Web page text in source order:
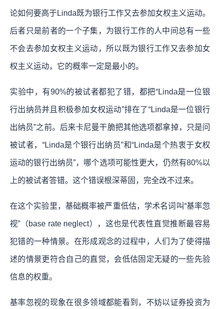
论如何要高于Linda既为银行工作又去参加女权主义运动。
后者只是前者的一个子集，为银行工作的人中间总有一些
不会去参加女权主义运动，所以既为银行工作又去参加女
权主义运动，它的概率一定是最小的。
实验中，有90%的被试者都犯了错，都把“Linda是一位银
行出纳员并且积极参加女权运动”排在了“Linda是一位银行
出纳员”之前。后来卡尼曼干脆把其他选项都拿掉，只是问
被试者，“Linda是个银行出纳员”和“Linda是个热衷于女权
运动的银行出纳员”，哪个选项可能性更大，仍然有80%以
上的被试者答错。这个错误根深蒂固，完全改不过来。
在这个实验里，基础概率被严重低估，学术名词叫“基率忽
视”（base rate neglect），这也是代表性直觉推断最容易
犯错的一种情景。在形成观念的过程中，人们为了使得描
述的情景更符合自己的直觉，会低估固定无疑的一些先验
信息的权重。
基率忽视的现象在很多领域都能看到，不妨以证券投资为